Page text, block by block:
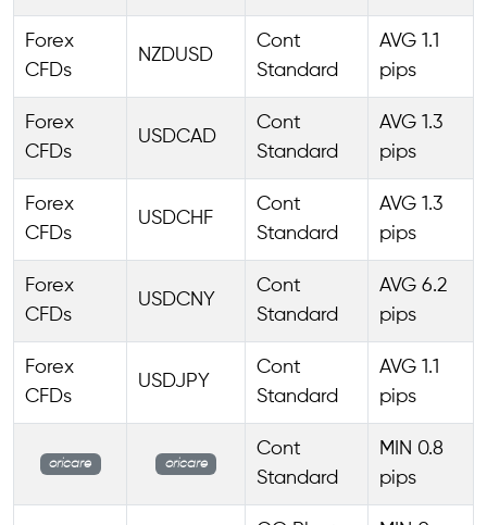
Forex
CFDs
NZDUSD
Cont
Standard
AVG 1.1
pips
Forex
CFDs
USDCAD
Cont
Standard
AVG 1.3
pips
Forex
CFDs
USDCHF
Cont
Standard
AVG 1.3
pips
Forex
CFDs
USDCNY
Cont
Standard
AVG 6.2
pips
Forex
CFDs
USDJPY
Cont
Standard
AVG 1.1
pips
oricare oricare
Cont
Standard
MIN 0.8
pips